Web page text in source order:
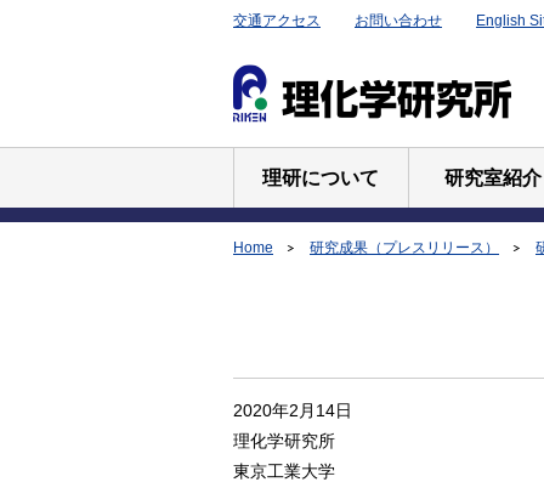
交通アクセス お問い合わせ English
理研について 研究室紹介
Home 研究成果（プレスリリース）
2020年2月14日
理化学研究所
東京工業大学